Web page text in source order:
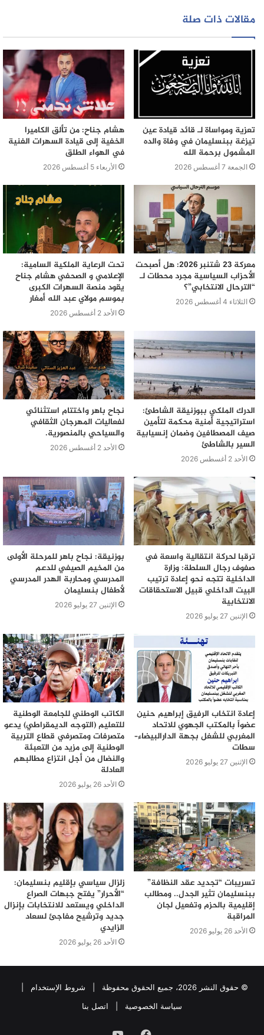
مقالات ذات صلة
تعزية ومواساة لـ قائد قيادة عين
تيزغة ببنسليمان في وفاة والده
المشمول برحمة الله
الجمعة 7 أغسطس 2026
هشام جناح: من تألق الكاميرا
الخفية إلى قيادة السهرات الفنية
في الهواء الطلق
الأربعاء 5 أغسطس 2026
معركة 23 شتنبر 2026: هل أصبحت
الأحزاب السياسية مجرد محطات لـ
“الترحال الانتخابي”؟
الثلاثاء 4 أغسطس 2026
تحت الرعاية الملكية السامية:
الإعلامي و الصحفي هشام جناح
يقود منصة السهرات الكبرى
بموسم مولاي عبد الله أمغار
الأحد 2 أغسطس 2026
الدرك الملكي ببوزنيقة الشاطئ:
استراتيجية أمنية محكمة لتأمين
صيف المصطافين وضمان إنسيابية
السير بالشاطئ
الأحد 2 أغسطس 2026
نجاح باهر واختتام استثنائي
لفعاليات المهرجان الثقافي
والسياحي بالمنصورية.
الأحد 2 أغسطس 2026
ترقبا لحركة انتقالية واسعة في
صفوف رجال السلطة: وزارة
الداخلية تتجه نحو إعادة ترتيب
البيت الداخلي قبيل الاستحقاقات
الانتخابية
الإثنين 27 يوليو 2026
بوزنيقة: نجاح باهر للمرحلة الأولى
من المخيم الصيفي للدعم
المدرسي ومحاربة الهدر المدرسي
لأطفال بنسليمان
الإثنين 27 يوليو 2026
إعادة انتخاب الرفيق إبراهيم حنين
عضواً بالمكتب الجهوي للاتحاد
المغربي للشغل بجهة الدارالبيضاء–
سطات
الإثنين 27 يوليو 2026
الكاتب الوطني للجامعة الوطنية
للتعليم (التوجه الديمقراطي) يدعو
متصرفات ومتصرفي قطاع التربية
الوطنية إلى مزيد من التعبئة
والنضال من أجل انتزاع مطالبهم
العادلة
الأحد 26 يوليو 2026
تسريبات “تجديد عقد النظافة”
ببنسليمان تثير الجدل.. ومطالب
إقليمية بالحزم وتفعيل لجان
المراقبة
الأحد 26 يوليو 2026
زلزال سياسي بإقليم بنسليمان:
“الأحرار” يفتح جبهات الصراع
الداخلي ويستعد للانتخابات بإنزال
جديد وترشيح مفاجئ لسعاد
الزايدي
الأحد 26 يوليو 2026
© حقوق النشر 2026، جميع الحقوق محفوظة | شروط الإستخدام
سياسة الخصوصية
اتصل بنا